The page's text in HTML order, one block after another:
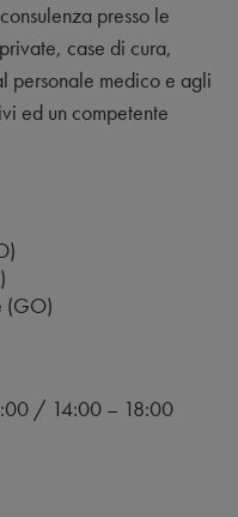
presso le
case di cura,
personale medico e agli
ed un competente
(GO)
/ 14:00 – 18:00